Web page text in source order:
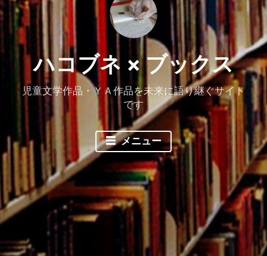
ハコブネ × ブックス
児童文学作品・ＹＡ作品を未来に語り継ぐサイト
です
メニュー